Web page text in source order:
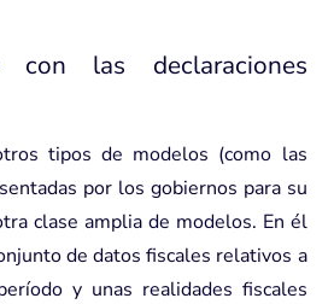
con las declaraciones
tipos de modelos (como las
por los gobiernos para su
clase amplia de modelos. En él
de datos fiscales relativos a
y unas realidades fiscales